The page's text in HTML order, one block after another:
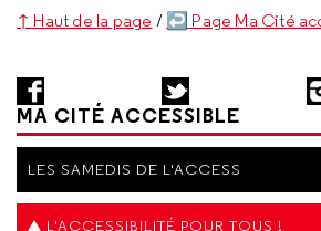
↑ Haut de la page / ↩ Page Ma Cité
MA CITÉ ACCESSIBLE
LES SAMEDIS DE L'ACCESS
L'ACCESSIBILITÉ POUR TOUS !